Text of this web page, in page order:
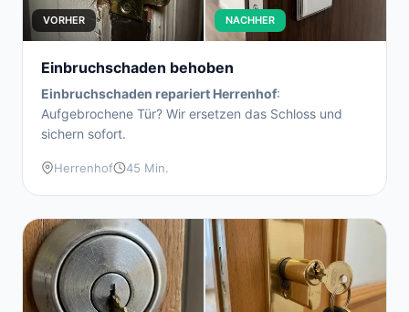
VORHER NACHHER
Einbruchschaden behoben
Einbruchschaden repariert Herrenhof:
Aufgebrochene Tür? Wir ersetzen das Schloss und
sichern sofort.
Herrenhof 45 Min.